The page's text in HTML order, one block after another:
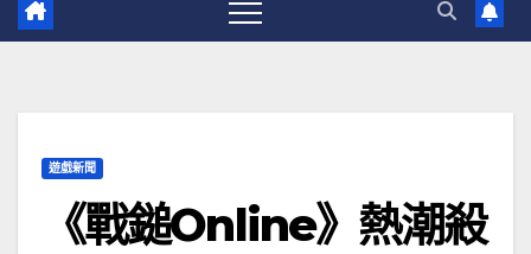
遊戲新聞
《戰鎚Online》熱潮殺